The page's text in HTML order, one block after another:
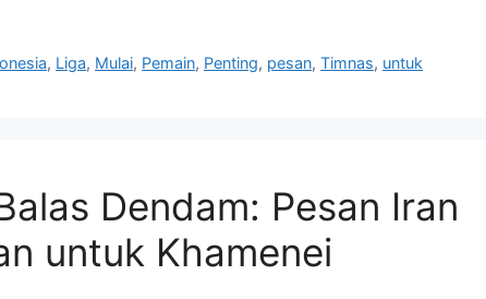
, Liga, Mulai, Pemain, Penting, pesan,Timnas, untuk
Dendam: Pesan Iran
untuk Khamenei